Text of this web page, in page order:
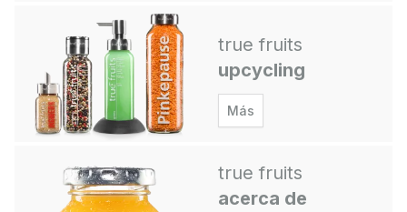
true fruits
upcycling
Más
true fruits
acerca de